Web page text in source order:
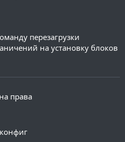
перезагрузки
на установку блоков
нужно добавить
права